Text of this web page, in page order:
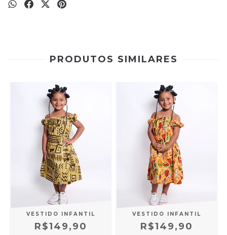
PRODUTOS SIMILARES
VESTIDO INFANTIL
R$149,90
VESTIDO INFANTIL
R$149,90